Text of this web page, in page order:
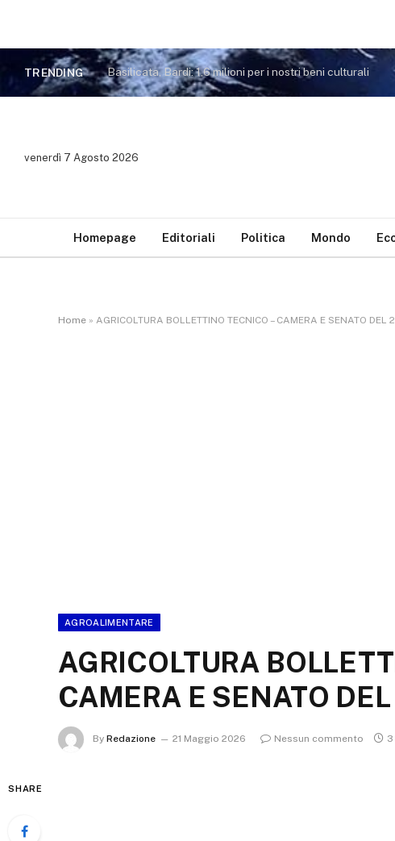
TRENDING Basilicata, Bardi: 1,6 milioni per i nostri beni culturali
venerdì 7 Agosto 2026
Homepage Editoriali Politica Mondo
Home » AGRICOLTURA BOLLETTINO TECNICO – CAMERA E SENATO DEL
AGROALIMENTARE
AGRICOLTURA
CAMERA E SENATO
By Redazione 21 Maggio 2026 Nessun commento 3
SHARE